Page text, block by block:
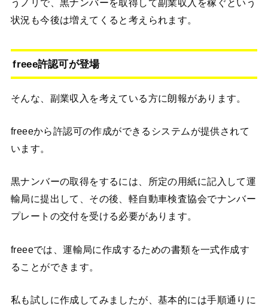
状況も今後は増えてくると考えられます。
freee許認可が登場
そんな、副業収入を考えている方に朗報があります。
freeeから許認可の作成ができるシステムが提供されて
います。
黒ナンバーの取得をするには、所定の用紙に記入して運
輸局に提出して、その後、軽自動車検査協会でナンバー
プレートの交付を受ける必要があります。
freeeでは、運輸局に作成するための書類を一式作成す
ることができます。
私も試しに作成してみましたが、基本的には手順通りに